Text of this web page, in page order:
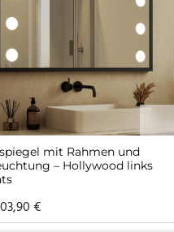
mit Rahmen und
– Hollywood links
€